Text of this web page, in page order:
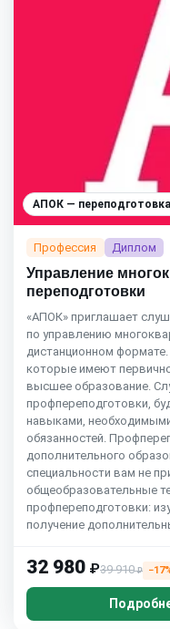
АПОК — переподготовка
Профессия Диплом
Управление
переподготовки
«АПОК» приглашает
по управлению
дистанционном
которые имеют
высшее образование.
профпереподготовки,
навыками,
обязанностей.
дополнительного
специальности вам не
общеобразовательные
профпереподготовки:
получение
32 980 ₽39 910₽